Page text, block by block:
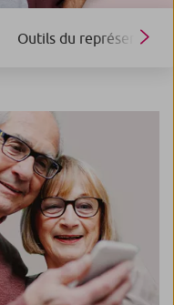
Outils du représentant